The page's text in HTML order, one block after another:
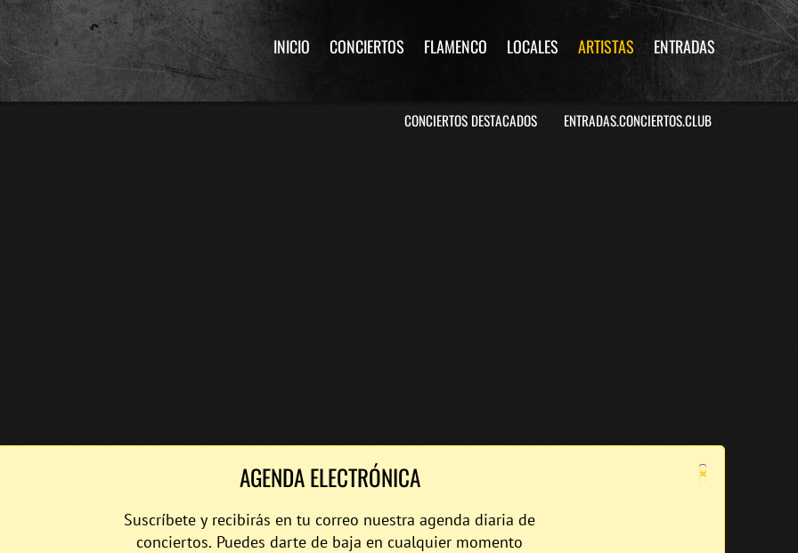
INICIO CONCIERTOS FLAMENCO LOCALES ARTISTAS ENTRADAS
CONCIERTOS DESTACADOS ENTRADAS.CONCIERTOS.CLUB
×
AGENDA ELECTRÓNICA
Suscríbete y recibirás en tu correo nuestra agenda diaria de
conciertos. Puedes darte de baja en cualquier momento